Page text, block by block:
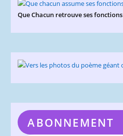
Que Chacun retrouve ses fonctions
ABONNEMENT